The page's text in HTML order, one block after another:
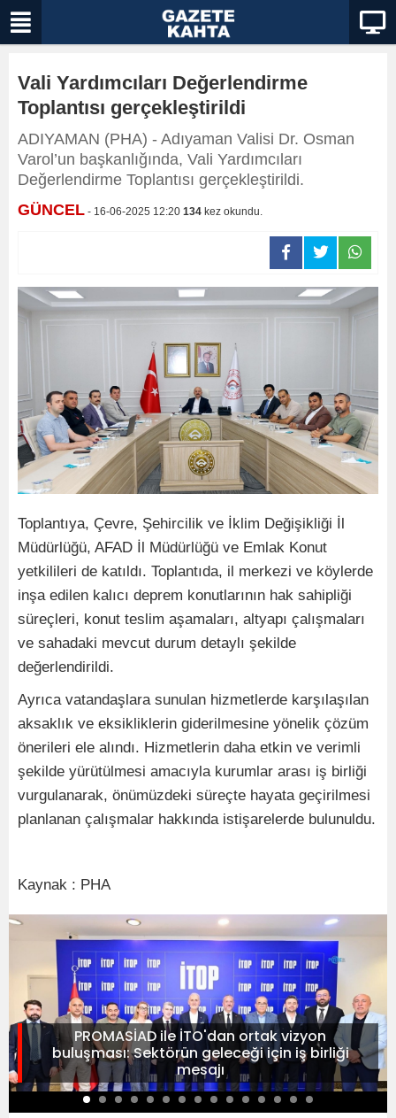
Vali Yardımcıları Değerlendirme
Toplantısı gerçekleştirildi
ADIYAMAN (PHA) - Adıyaman Valisi Dr. Osman
Varol’un başkanlığında, Vali Yardımcıları
Değerlendirme Toplantısı gerçekleştirildi.
GÜNCEL - 16-06-2025 12:20 134 kez okundu.
Toplantıya, Çevre, Şehircilik ve İklim Değişikliği İl
Müdürlüğü, AFAD İl Müdürlüğü ve Emlak Konut
yetkilileri de katıldı. Toplantıda, il merkezi ve köylerde
inşa edilen kalıcı deprem konutlarının hak sahipliği
süreçleri, konut teslim aşamaları, altyapı çalışmaları
ve sahadaki mevcut durum detaylı şekilde
değerlendirildi.
Ayrıca vatandaşlara sunulan hizmetlerde karşılaşılan
aksaklık ve eksikliklerin giderilmesine yönelik çözüm
önerileri ele alındı. Hizmetlerin daha etkin ve verimli
şekilde yürütülmesi amacıyla kurumlar arası iş birliği
vurgulanarak, önümüzdeki süreçte hayata geçirilmesi
planlanan çalışmalar hakkında istişarelerde bulunuldu.
Kaynak : PHA
PROMASİAD ile İTO'dan ortak vizyon
buluşması: Sektörün geleceği için iş birliği
mesajı